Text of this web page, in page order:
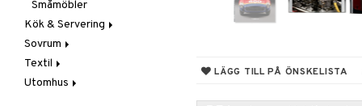
LÄGG TILL PÅ ÖNSKELISTA
Småförvaring & Korgar
Småmöbler
Kök & Servering
Baktillbehör
Barnens kök
Bestick
Sovrum
Filtar & Plädar
Prydnadskuddar
Textil
Badrumstextilier
Utomhus